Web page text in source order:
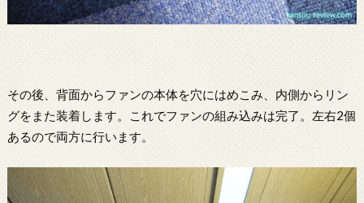
その後、背面からファンの本体を穴にはめこみ、内側からリン
グをまた装着します。これでファンの組み込みは完了。左右2個
あるので両方に行います。